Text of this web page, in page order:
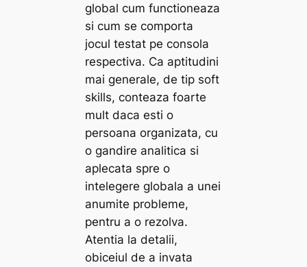
global cum functioneaza
si cum se comporta
jocul testat pe consola
respectiva. Ca aptitudini
mai generale, de tip soft
skills, conteaza foarte
mult daca esti o
persoana organizata, cu
o gandire analitica si
aplecata spre o
intelegere globala a unei
anumite probleme,
pentru a o rezolva.
Atentia la detalii,
obiceiul de a invata